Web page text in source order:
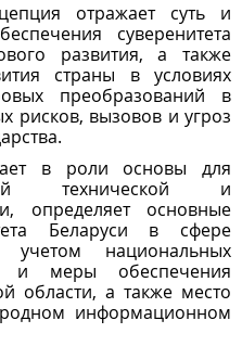
отражает суть и
суверенитета
развития, а также
страны в условиях
преобразований в
рисков, вызовов и угроз
в роли основы для
технической и
определяет основные
Беларуси в сфере
национальных
и меры обеспечения
области, а также место
информационном